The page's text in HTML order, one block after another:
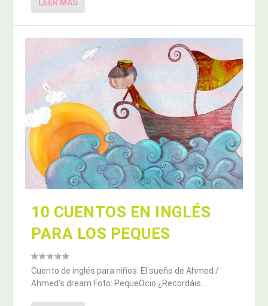
LEER MÁS
10 CUENTOS EN INGLÉS
PARA LOS PEQUES
Cuento de inglés para niños: El sueño de Ahmed /
Ahmed’s dream Foto: PequeOcio ¿Recordáis...